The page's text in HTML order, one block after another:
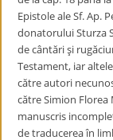
Epistole ale Sf. Ap.
donatorului Sturza
de cântări şi
Testament, iar
către autori
către Simion
manuscris
de traducerea în